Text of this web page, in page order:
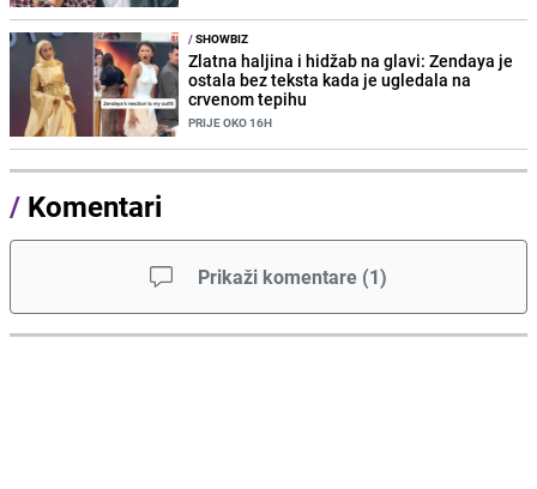
/SHOWBIZ
Zlatna haljina i hidžab na glavi: Zendaya je
ostala bez teksta kada je ugledala na
crvenom tepihu
PRIJE OKO 16H
/ Komentari
Prikaži komentare (1)